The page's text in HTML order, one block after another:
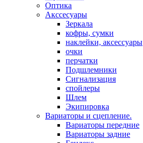
Оптика
Акссесуары
Зеркала
кофры, сумки
наклейки, аксессуары
очки
перчатки
Подшлемники
Сигнализация
спойлеры
Шлем
Экипировка
Вариаторы и сцепление.
Вариаторы передние
Вариаторы задние